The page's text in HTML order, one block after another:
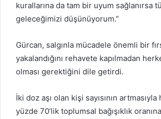
kurallarına da tam bir uyum sağlanırsa
geleceğimizi düşünüyorum.”
Gürcan, salgınla mücadele önemli bir
yakalandığını rehavete kapılmadan
olması gerektiğini dile getirdi.
İki doz aşı olan kişi sayısının
yüzde 70’lik toplumsal bağışıklık oranına